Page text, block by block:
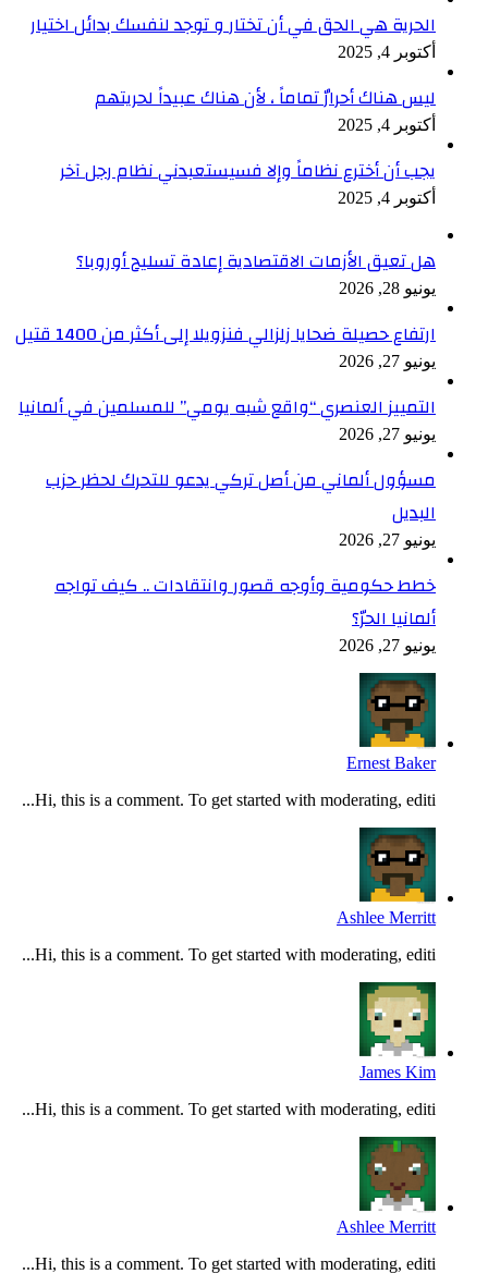
الحرية هي الحق في أن تختار و توجد لنفسك بدائل اختيار
أكتوبر 4, 2025
ليس هناك أحرارٌ تماماً ، لأن هناك عبيداً لحريتهم
أكتوبر 4, 2025
يجب أن أخترع نظاماً وإلا فسيستعبدني نظام رجل آخر
أكتوبر 4, 2025
هل تعيق الأزمات الاقتصادية إعادة تسليح أوروبا؟
يونيو 28, 2026
ارتفاع حصيلة ضحايا زلزالي فنزويلا إلى أكثر من 1400 قتيل
يونيو 27, 2026
التمييز العنصري “واقع شبه يومي” للمسلمين في ألمانيا
يونيو 27, 2026
مسؤول ألماني من أصل تركي يدعو للتحرك لحظر حزب
البديل
يونيو 27, 2026
خطط حكومية وأوجه قصور وانتقادات .. كيف تواجه
ألمانيا الحرّ؟
يونيو 27, 2026
Ernest Baker
Hi, this is a comment. To get started with moderating, editi...
Ashlee Merritt
Hi, this is a comment. To get started with moderating, editi...
James Kim
Hi, this is a comment. To get started with moderating, editi...
Ashlee Merritt
Hi, this is a comment. To get started with moderating, editi...